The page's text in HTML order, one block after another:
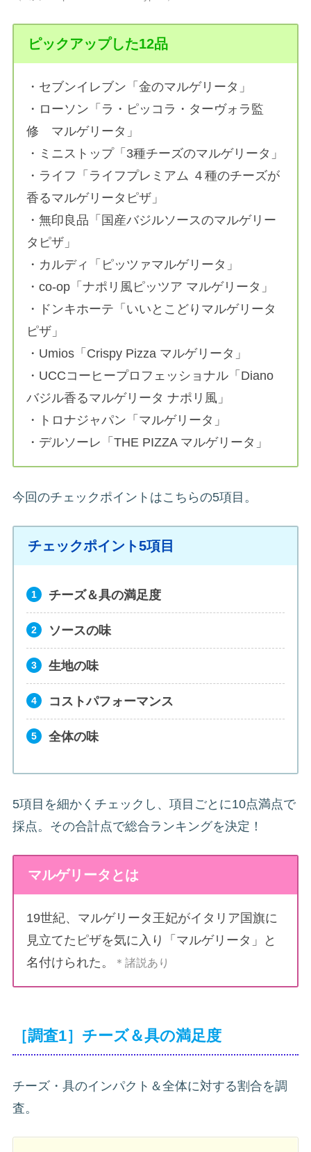
ピックアップした12品
・セブンイレブン「金のマルゲリータ」
・ローソン「ラ・ピッコラ・ターヴォラ監
修 マルゲリータ」
・ミニストップ「3種チーズのマルゲリータ」
・ライフ「ライフプレミアム ４種のチーズが
香るマルゲリータピザ」
・無印良品「国産バジルソースのマルゲリー
タピザ」
・カルディ「ピッツァマルゲリータ」
・co-op「ナポリ風ピッツア マルゲリータ」
・ドンキホーテ「いいとこどりマルゲリータ
ピザ」
・Umios「Crispy Pizza マルゲリータ」
・UCCコーヒープロフェッショナル「Diano
バジル香るマルゲリータ ナポリ風」
・トロナジャパン「マルゲリータ」
・デルソーレ「THE PIZZA マルゲリータ」
今回のチェックポイントはこちらの5項目。
チェックポイント5項目
チーズ＆具の満足度
ソースの味
生地の味
コストパフォーマンス
全体の味
5項目を細かくチェックし、項目ごとに10点満点で
採点。その合計点で総合ランキングを決定！
マルゲリータとは
19世紀、マルゲリータ王妃がイタリア国旗に
見立てたピザを気に入り「マルゲリータ」と
名付けられた。
＊諸説あり
［調査1］チーズ＆具の満足度
チーズ・具のインパクト＆全体に対する割合を調
査。